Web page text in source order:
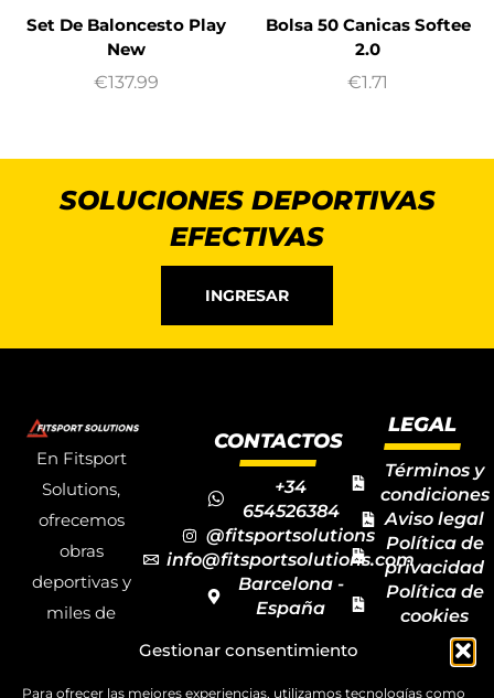
Gestionar consentimiento
Para ofrecer las mejores experiencias, utilizamos tecnologías como
Set De Baloncesto Play
New
€137.99
Bolsa 50 Canicas Softee
2.0
€1.71
SOLUCIONES DEPORTIVAS
EFECTIVAS
INGRESAR
En Fitsport
Solutions,
ofrecemos
obras
deportivas y
miles de
CONTACTOS
+34
654526384
@fitsportsolutions
info@fitsportsolutions.com
Barcelona -
España
de contacto
LEGAL
Términos y
condiciones
Aviso legal
Política de
privacidad
Política de
cookies
Mapa del
sitio